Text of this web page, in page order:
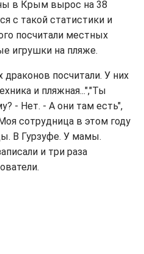
в Крым вырос на 38
с такой статистики и
посчитали местных
игрушки на пляже.
посчитали. У них
и пляжная...","Ты
- Нет. - А они там есть",
сотрудница в этом году
В Гурзуфе. У мамы.
и три раза